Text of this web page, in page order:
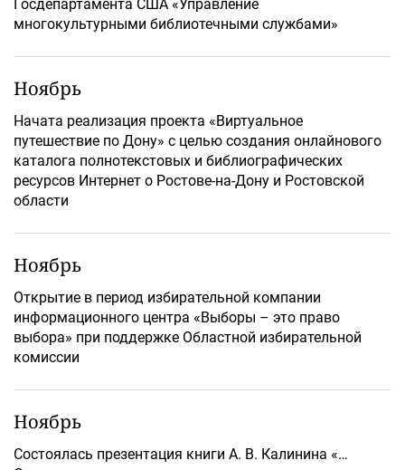
Госдепартамента США «Управление
многокультурными библиотечными службами»
Ноябрь
Начата реализация проекта «Виртуальное
путешествие по Дону» с целью создания онлайнового
каталога полнотекстовых и библиографических
ресурсов Интернет о Ростове-на-Дону и Ростовской
области
Ноябрь
Открытие в период избирательной компании
информационного центра «Выборы – это право
выбора» при поддержке Областной избирательной
комиссии
Ноябрь
Состоялась презентация книги А. В. Калинина «…